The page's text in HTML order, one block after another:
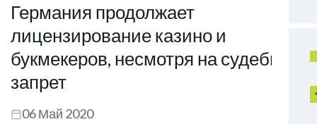
Германия продолжает
лицензирование казино и
букмекеров, несмотря на судебный
запрет
06 Май 2020